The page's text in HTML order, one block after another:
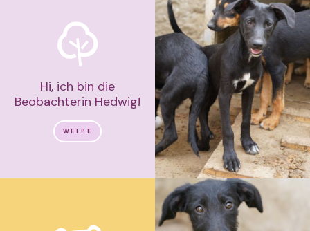
Hi, ich bin die
Beobachterin Hedwig!
WELPE